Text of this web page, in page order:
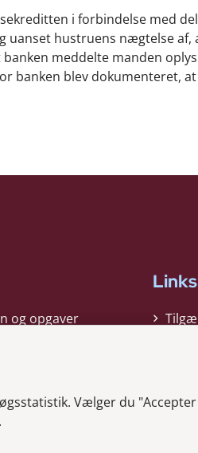
i forbindelse med
hustruens nægtelse af,
meddelte manden
banken blev dokumenteret,
og opgaver
Links
Vælger du